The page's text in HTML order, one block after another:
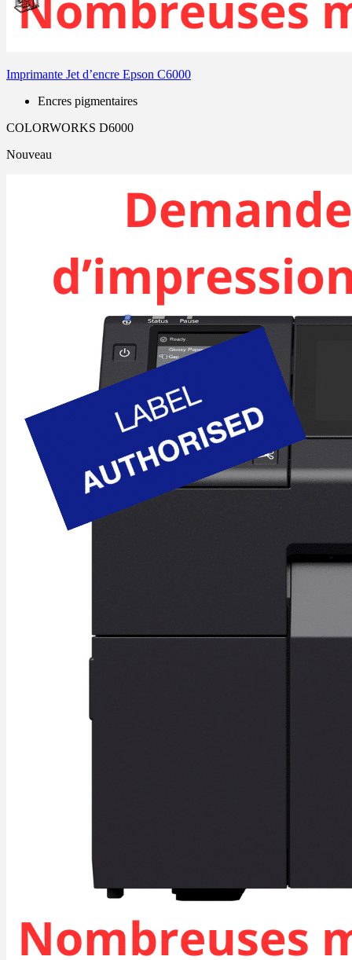
Imprimante Jet d’encre Epson C6000
Encres pigmentaires
COLORWORKS D6000
Nouveau